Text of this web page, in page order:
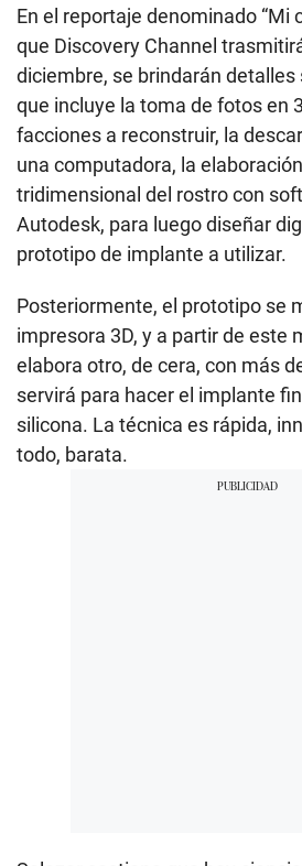
En el reportaje denominado “Mi
que Discovery Channel
diciembre, se brindarán detalles
que incluye la toma de fotos en
facciones a reconstruir, la
una computadora, la
tridimensional del rostro con
Autodesk, para luego diseñar
prototipo de implante a utilizar.
Posteriormente, el prototipo se
impresora 3D, y a partir de este
elabora otro, de cera, con más
servirá para hacer el implante
silicona. La técnica es rápida,
todo, barata.